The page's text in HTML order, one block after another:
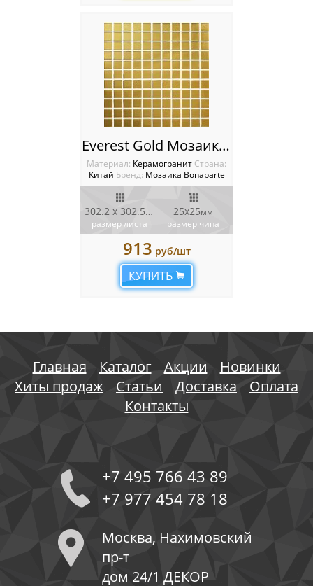
Everest Gold Мозаика Bonaparte
Материал: Керамогранит Cтрана:
Китай Бренд: Мозаика Bonaparte
302.2 x 302.5
мм
размер листа
25x25мм
размер чипа
913 руб/шт
КУПИТЬ
Главная Каталог Акции
Новинки
Хиты продаж
Статьи Доставка
Оплата
Контакты
+7 495 766 43 89
+7 977 454 78 18
Москва, Нахимовский
пр-т
дом 24/1 ДЕКОР